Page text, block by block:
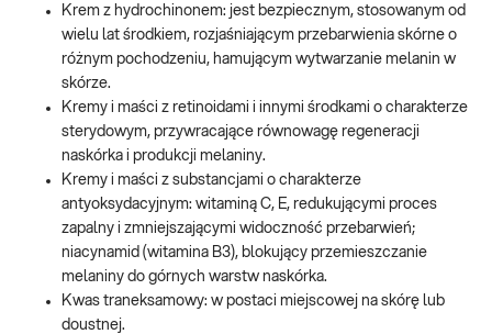
Krem z hydrochinonem: jest bezpiecznym, stosowanym od
wielu lat środkiem, rozjaśniającym przebarwienia skórne o
różnym pochodzeniu, hamującym wytwarzanie melanin w
skórze.
Kremy i maści z retinoidami i innymi środkami o charakterze
sterydowym, przywracające równowagę regeneracji
naskórka i produkcji melaniny.
Kremy i maści z substancjami o charakterze
antyoksydacyjnym: witaminą C, E, redukującymi proces
zapalny i zmniejszającymi widoczność przebarwień;
niacynamid (witamina B3), blokujący przemieszczanie
melaniny do górnych warstw naskórka.
Kwas traneksamowy: w postaci miejscowej na skórę lub
doustnej.